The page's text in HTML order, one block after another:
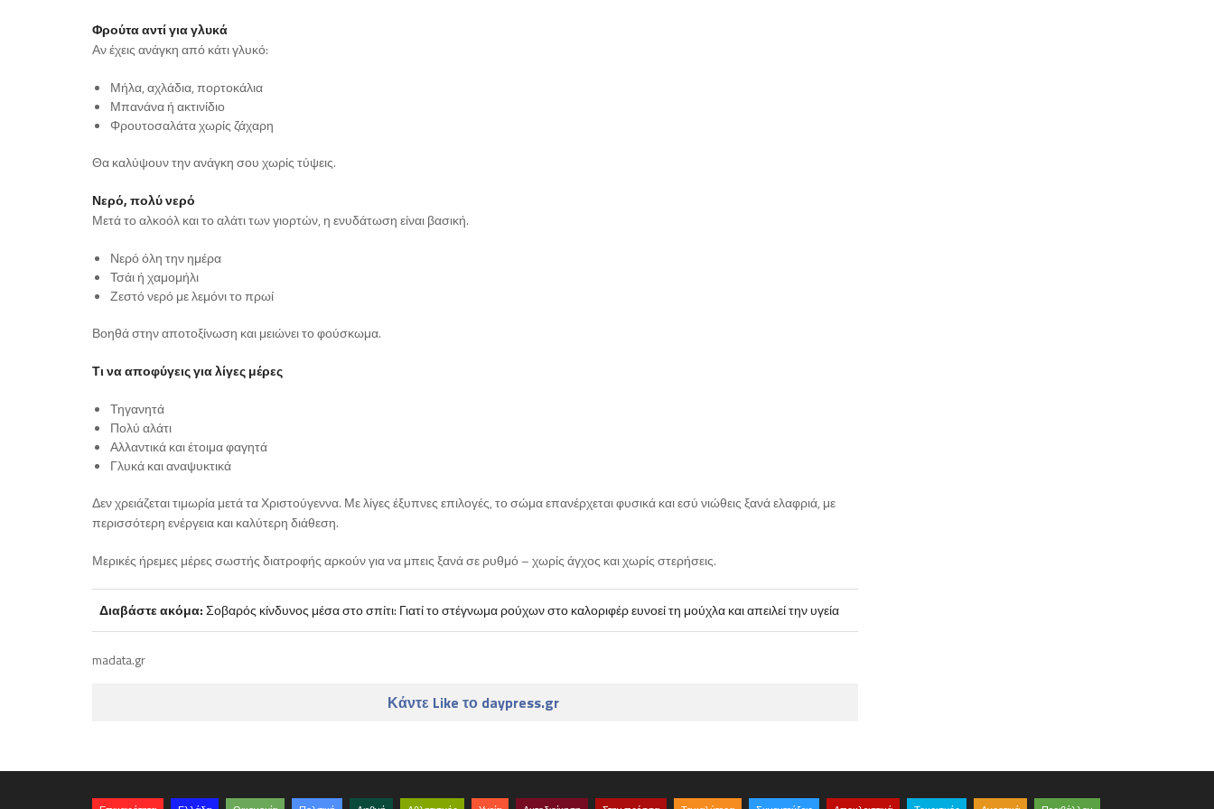
Φρούτα αντί για γλυκά
Αν έχεις ανάγκη από κάτι γλυκό:
Μήλα, αχλάδια, πορτοκάλια
Μπανάνα ή ακτινίδιο
Φρουτοσαλάτα χωρίς ζάχαρη
Θα καλύψουν την ανάγκη σου χωρίς τύψεις.
Νερό, πολύ νερό
Μετά το αλκοόλ και το αλάτι των γιορτών, η ενυδάτωση είναι βασική.
Νερό όλη την ημέρα
Τσάι ή χαμομήλι
Ζεστό νερό με λεμόνι το πρωί
Βοηθά στην αποτοξίνωση και μειώνει το φούσκωμα.
Τι να αποφύγεις για λίγες μέρες
Τηγανητά
Πολύ αλάτι
Αλλαντικά και έτοιμα φαγητά
Γλυκά και αναψυκτικά
Δεν χρειάζεται τιμωρία μετά τα Χριστούγεννα. Με λίγες έξυπνες επιλογές, το σώμα επανέρχεται φυσικά και εσύ νιώθεις ξανά ελαφριά, με
περισσότερη ενέργεια και καλύτερη διάθεση.
Μερικές ήρεμες μέρες σωστής διατροφής αρκούν για να μπεις ξανά σε ρυθμό – χωρίς άγχος και χωρίς στερήσεις.
Διαβάστε ακόμα:Σοβαρός κίνδυνος μέσα στο σπίτι: Γιατί το στέγνωμα ρούχων στο καλοριφέρ ευνοεί τη μούχλα και απειλεί την υγεία
madata.gr
Κάντε Like το daypress.gr